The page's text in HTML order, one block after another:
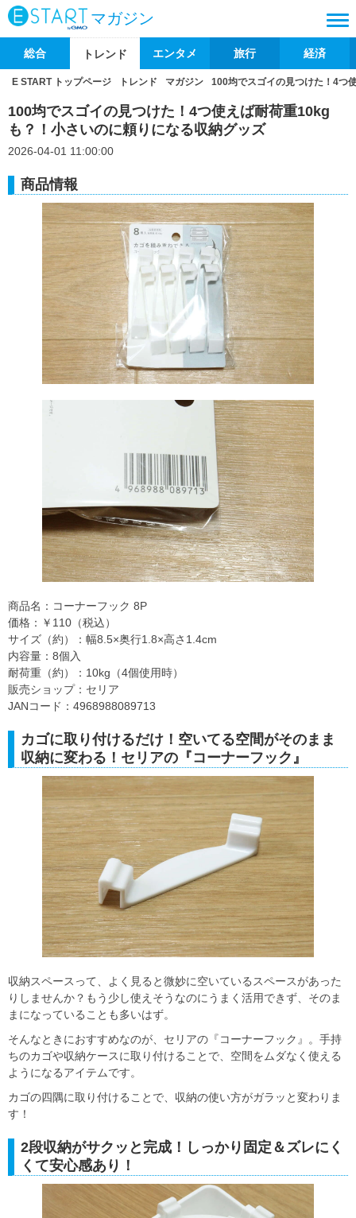
マガジン
総合 トレンド エンタメ 旅行 経済
E START トップページ トレンド マガジン 100均でスゴイの見つけた！4つ
100均でスゴイの見つけた！4つ使えば耐荷重10kg
も？！小さいのに頼りになる収納グッズ
2026-04-01 11:00:00
商品情報
商品名：コーナーフック 8P
価格：￥110（税込）
サイズ（約）：幅8.5×奥行1.8×高さ1.4cm
内容量：8個入
耐荷重（約）：10kg（4個使用時）
販売ショップ：セリア
JANコード：4968988089713
カゴに取り付けるだけ！空いてる空間がそのまま
収納に変わる！セリアの『コーナーフック』
収納スペースって、よく見ると微妙に空いているスペースがあった
りしませんか？もう少し使えそうなのにうまく活用できず、そのま
まになっていることも多いはず。
そんなときにおすすめなのが、セリアの『コーナーフック』。手持
ちのカゴや収納ケースに取り付けることで、空間をムダなく使える
ようになるアイテムです。
カゴの四隅に取り付けることで、収納の使い方がガラッと変わりま
す！
2段収納がサクッと完成！しっかり固定＆ズレにく
くて安心感あり！